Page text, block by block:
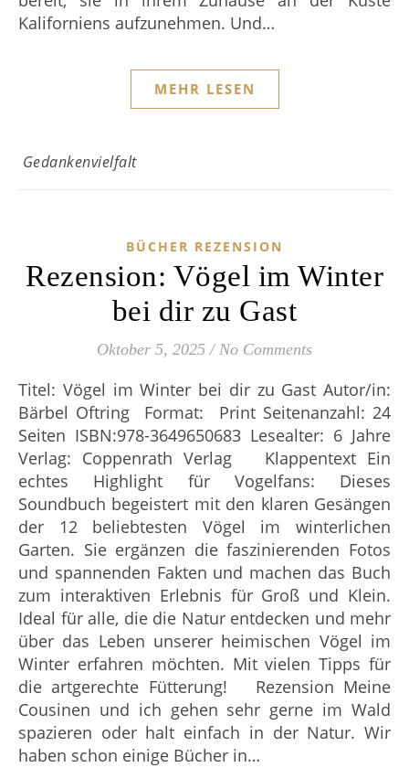
Kaliforniens aufzunehmen. Und…
MEHR LESEN
Gedankenvielfalt
BÜCHER REZENSION
Rezension: Vögel im Winter
bei dir zu Gast
Oktober 5, 2025 / No Comments
Titel: Vögel im Winter bei dir zu Gast Autor/in:
Bärbel Oftring Format: Print Seitenanzahl: 24
Seiten ISBN:978-3649650683 Lesealter: 6 Jahre
Verlag: Coppenrath Verlag Klappentext Ein
echtes Highlight für Vogelfans: Dieses
Soundbuch begeistert mit den klaren Gesängen
der 12 beliebtesten Vögel im winterlichen
Garten. Sie ergänzen die faszinierenden Fotos
und spannenden Fakten und machen das Buch
zum interaktiven Erlebnis für Groß und Klein.
Ideal für alle, die die Natur entdecken und mehr
über das Leben unserer heimischen Vögel im
Winter erfahren möchten. Mit vielen Tipps für
die artgerechte Fütterung! Rezension Meine
Cousinen und ich gehen sehr gerne im Wald
spazieren oder halt einfach in der Natur. Wir
haben schon einige Bücher in…